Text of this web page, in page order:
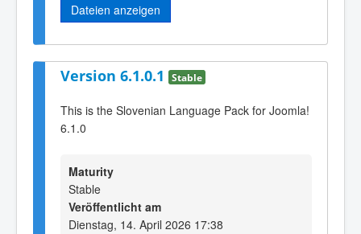
Dateien anzeigen
Version 6.1.0.1 Stable
This is the Slovenian Language Pack for Joomla!
6.1.0
Maturity
Stable
Veröffentlicht am
Dienstag, 14. April 2026 17:38